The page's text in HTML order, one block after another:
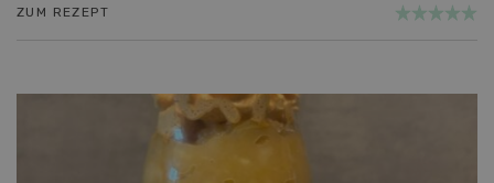
ZUM REZEPT